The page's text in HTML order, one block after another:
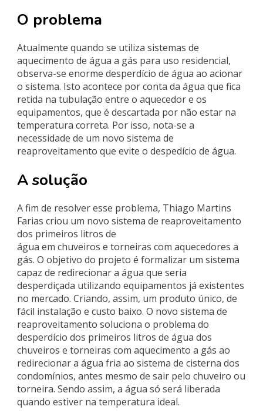
O problema
Atualmente quando se utiliza sistemas de
aquecimento de água a gás para uso residencial,
observa-se enorme desperdício de água ao acionar
o sistema. Isto acontece por conta da água que fica
retida na tubulação entre o aquecedor e os
equipamentos, que é descartada por não estar na
temperatura correta. Por isso, nota-se a
necessidade de um novo sistema de
reaproveitamento que evite o despedício de água.
A solução
A fim de resolver esse problema, Thiago Martins
Farias criou um novo sistema de reaproveitamento
dos primeiros litros de
água em chuveiros e torneiras com aquecedores a
gás. O objetivo do projeto é formalizar um sistema
capaz de redirecionar a água que seria
desperdiçada utilizando equipamentos já existentes
no mercado. Criando, assim, um produto único, de
fácil instalação e custo baixo. O novo sistema de
reaproveitamento soluciona o problema do
desperdício dos primeiros litros de água dos
chuveiros e torneiras com aquecimento a gás ao
redirecionar a água fria ao sistema de cisterna dos
condomínios, antes mesmo de sair pelo chuveiro ou
torneira. Sendo assim, a água só será liberada
quando estiver na temperatura ideal.